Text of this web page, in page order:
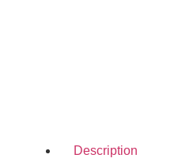
Description